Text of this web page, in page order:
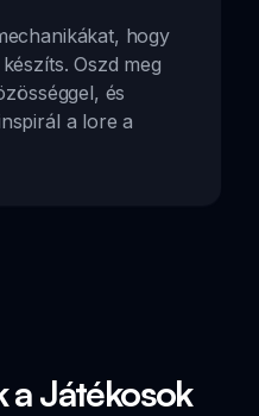
hogy
Oszd meg
és
a lore a
a Játékosok